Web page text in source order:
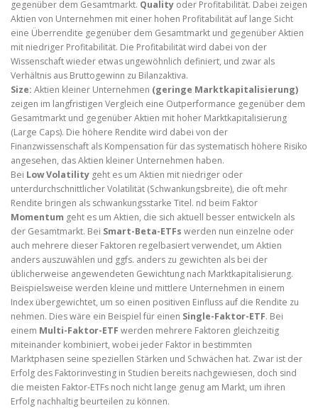
gegenüber dem Gesamtmarkt. Quality oder Profitabilität. Dabei zeigen
Aktien von Unternehmen mit einer hohen Profitabilität auf lange Sicht
eine Überrendite gegenüber dem Gesamtmarkt und gegenüber Aktien
mit niedriger Profitabilität. Die Profitabilität wird dabei von der
Wissenschaft wieder etwas ungewöhnlich definiert, und zwar als
Verhältnis aus Bruttogewinn zu Bilanzaktiva.
Size: Aktien kleiner Unternehmen (geringe Marktkapitalisierung)
zeigen im langfristigen Vergleich eine Outperformance gegenüber dem
Gesamtmarkt und gegenüber Aktien mit hoher Marktkapitalisierung
(Large Caps). Die höhere Rendite wird dabei von der
Finanzwissenschaft als Kompensation für das systematisch höhere Risiko
angesehen, das Aktien kleiner Unternehmen haben.
Bei Low Volatility geht es um Aktien mit niedriger oder
unterdurchschnittlicher Volatilität (Schwankungsbreite), die oft mehr
Rendite bringen als schwankungsstarke Titel. nd beim Faktor
Momentum geht es um Aktien, die sich aktuell besser entwickeln als
der Gesamtmarkt. Bei Smart-Beta-ETFs werden nun einzelne oder
auch mehrere dieser Faktoren regelbasiert verwendet, um Aktien
anders auszuwählen und ggfs. anders zu gewichten als bei der
üblicherweise angewendeten Gewichtung nach Marktkapitalisierung.
Beispielsweise werden kleine und mittlere Unternehmen in einem
Index übergewichtet, um so einen positiven Einfluss auf die Rendite zu
nehmen. Dies wäre ein Beispiel für einen Single-Faktor-ETF. Bei
einem Multi-Faktor-ETF werden mehrere Faktoren gleichzeitig
miteinander kombiniert, wobei jeder Faktor in bestimmten
Marktphasen seine speziellen Stärken und Schwächen hat. Zwar ist der
Erfolg des Faktorinvesting in Studien bereits nachgewiesen, doch sind
die meisten Faktor-ETFs noch nicht lange genug am Markt, um ihren
Erfolg nachhaltig beurteilen zu können.